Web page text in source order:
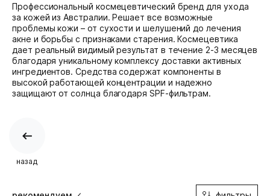
Профессиональный космецевтический бренд для ухода
за кожей из Австралии. Решает все возможные
проблемы кожи – от сухости и шелушений до лечения
акне и борьбы с признаками старения. Космецевтика
дает реальный видимый результат в течение 2-3 месяцев
благодаря уникальному комплексу доставки активных
ингредиентов. Средства содержат компоненты в
высокой работающей концентрации и надежно
защищают от солнца благодаря SPF-фильтрам.
назад